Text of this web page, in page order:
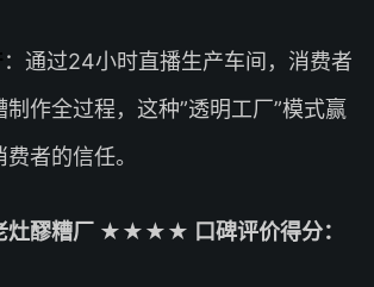
：通过24小时直播生产车间，消费者
作全过程，这种”透明工厂”模式赢
者的信任。
灶醪糟厂 ★★★★ 口碑评价得分：